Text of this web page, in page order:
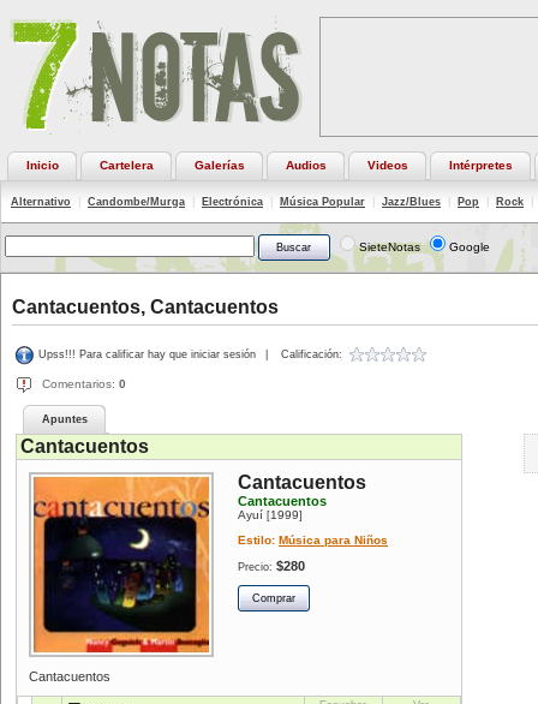
Inicio Cartelera Galerías Audios Videos Intérpretes
Alternativo Candombe/Murga Electrónica Música Popular Jazz/Blues Pop Rock
SieteNotas Google
Cantacuentos, Cantacuentos
Upss!!! Para calificar hay que iniciar sesión Calificación:
Comentarios: 0
Apuntes
Cantacuentos
Cantacuentos
Cantacuentos
Ayuí [1999]
Estilo: Música para Niños
Precio: $280
Cantacuentos